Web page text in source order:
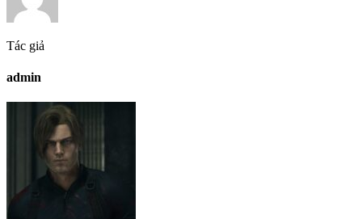
Tác giả
admin